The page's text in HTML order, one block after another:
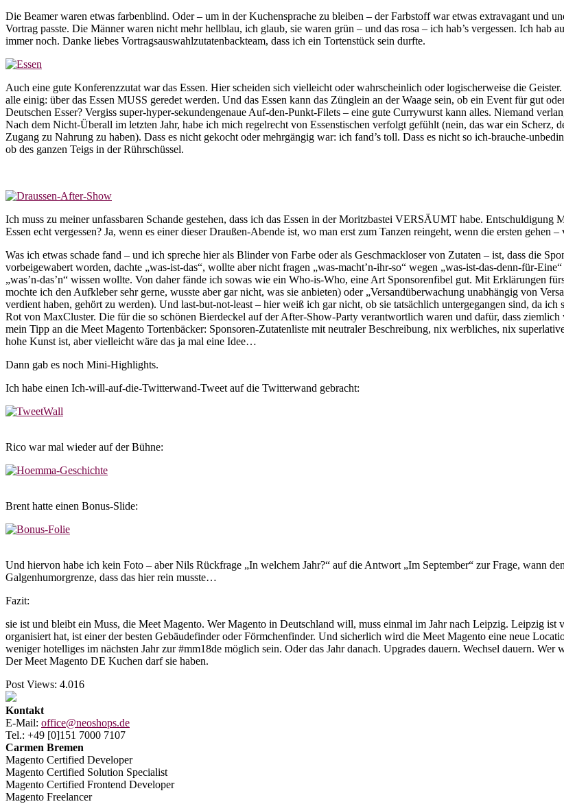
Die Beamer waren etwas farbenblind. Oder – um in der Kuchensprache zu bleiben – der Farbstoff war etwas extravagant und
Vortrag passte. Die Männer waren nicht mehr hellblau, ich glaub, sie waren grün – und das rosa – ich hab’s vergessen. Ich hab
immer noch. Danke liebes Vortragsauswahlzutatenbackteam, dass ich ein Tortenstück sein durfte.
Auch eine gute Konferenzzutat war das Essen. Hier scheiden sich vielleicht oder wahrscheinlich oder logischerweise die
alle einig: über das Essen MUSS geredet werden. Und das Essen kann das Zünglein an der Waage sein, ob ein Event für gut
Deutschen Esser? Vergiss super-hyper-sekundengenaue Auf-den-Punkt-Filets – eine gute Currywurst kann alles. Niemand
Nach dem Nicht-Überall im letzten Jahr, habe ich mich regelrecht von Essenstischen verfolgt gefühlt (nein, das war ein Scherz,
Zugang zu Nahrung zu haben). Dass es nicht gekocht oder mehrgängig war: ich fand’s toll. Dass es nicht so ich-brauche-
ob des ganzen Teigs in der Rührschüssel.
Ich muss zu meiner unfassbaren Schande gestehen, dass ich das Essen in der Moritzbastei VERSÄUMT habe. Entschuldigung
Essen echt vergessen? Ja, wenn es einer dieser Draußen-Abende ist, wo man erst zum Tanzen reingeht, wenn die ersten gehen
Was ich etwas schade fand – und ich spreche hier als Blinder von Farbe oder als Geschmackloser von Zutaten – ist, dass die
vorbeigewabert worden, dachte „was-ist-das“, wollte aber nicht fragen „was-macht’n-ihr-so“ wegen „was-ist-das-denn-für-
„was’n-das’n“ wissen wollte. Von daher fände ich sowas wie ein Who-is-Who, eine Art Sponsorenfibel gut. Mit Erklärungen
mochte ich den Aufkleber sehr gerne, wusste aber gar nicht, was sie anbieten) oder „Versandüberwachung unabhängig von
verdient haben, gehört zu werden). Und last-but-not-least – hier weiß ich gar nicht, ob sie tatsächlich untergegangen sind, da
Rot von MaxCluster. Die für die so schönen Bierdeckel auf der After-Show-Party verantwortlich waren und dafür, dass
mein Tipp an die Meet Magento Tortenbäcker: Sponsoren-Zutatenliste mit neutraler Beschreibung, nix werbliches, nix
hohe Kunst ist, aber vielleicht wäre das ja mal eine Idee…
Dann gab es noch Mini-Highlights.
Ich habe einen Ich-will-auf-die-Twitterwand-Tweet auf die Twitterwand gebracht:
Rico war mal wieder auf der Bühne:
Brent hatte einen Bonus-Slide:
Und hiervon habe ich kein Foto – aber Nils Rückfrage „In welchem Jahr?“ auf die Antwort „Im September“ zur Frage, wann
Galgenhumorgrenze, dass das hier rein musste…
Fazit:
sie ist und bleibt ein Muss, die Meet Magento. Wer Magento in Deutschland will, muss einmal im Jahr nach Leipzig. Leipzig
organisiert hat, ist einer der besten Gebäudefinder oder Förmchenfinder. Und sicherlich wird die Meet Magento eine neue
weniger hotelliges im nächsten Jahr zur #mm18de möglich sein. Oder das Jahr danach. Upgrades dauern. Wechsel dauern.
Der Meet Magento DE Kuchen darf sie haben.
Post Views: 4.016
Kontakt
E-Mail: office@neoshops.de
Tel.: +49 [0]151 7000 7107
Carmen Bremen
Magento Certified Developer
Magento Certified Solution Specialist
Magento Certified Frontend Developer
Magento Freelancer